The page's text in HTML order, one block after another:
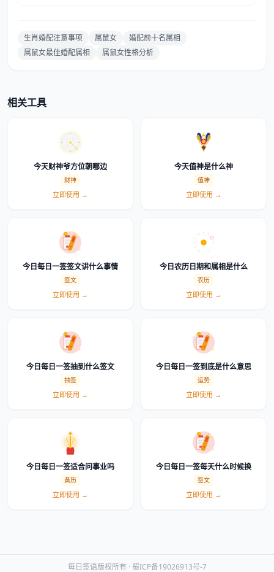
生肖婚配注意事项 属鼠女
婚配前十名属相
属鼠女最佳婚配属相
属鼠女性格分析
相关工具
今天财神爷方位朝哪边
财神
立即使用 →
今天值神是什么神
值神
立即使用 →
今日每日一签签文讲什么事情
签文
立即使用 →
今日农历日期和属相是什么
农历
立即使用 →
今日每日一签抽到什么签文
抽签
立即使用 →
今日每日一签到底是什么意思
运势
立即使用 →
今日每日一签适合问事业吗
黄历
立即使用 →
今日每日一签每天什么时候换
签文
立即使用 →
每日签语版权所有 · 蜀ICP备19026913号-7